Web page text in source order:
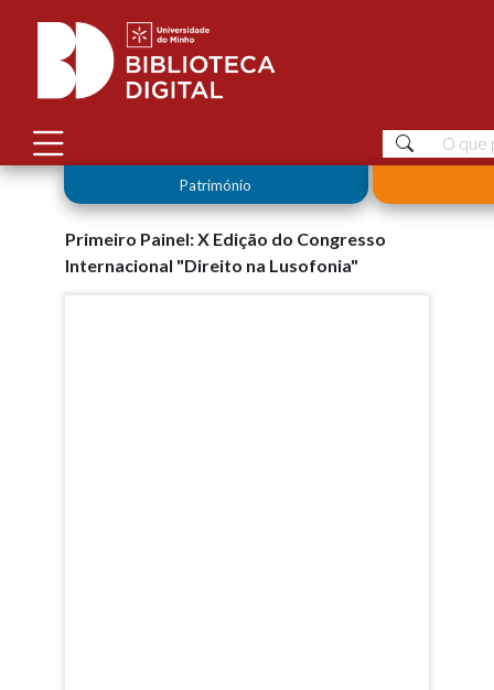
Património
Primeiro Painel: X Edição do Congresso
Internacional "Direito na Lusofonia"